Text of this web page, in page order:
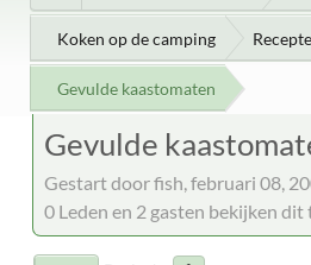
Koken op de camping
Gevulde kaastomaten
Gevulde
Gestart door fish, februari 08,
0 Leden en 2 gasten bekijken dit